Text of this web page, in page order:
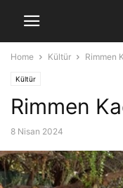
Home Kültür Rimmen
Kültür
Rimmen
8 Nisan 2024